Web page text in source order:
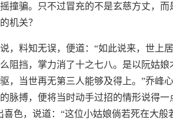
撞骗。只不过冒充的不是玄慈方丈，而
机关？
，料知无误，便道：“如此说来，世上
阻挡，掌力消了十之七八。是以阮姑
，当世再无第三人能够及得上。”乔峰
脉搏，便将当时动手过招的情形说得一
色，说道：“这位小姑娘倘若死在大般